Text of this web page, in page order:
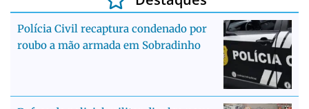
Polícia Civil recaptura condenado por
roubo a mão armada em Sobradinho